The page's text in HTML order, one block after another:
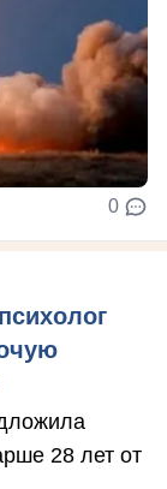
0
28 лет от